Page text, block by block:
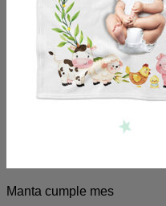
Manta cumple mes